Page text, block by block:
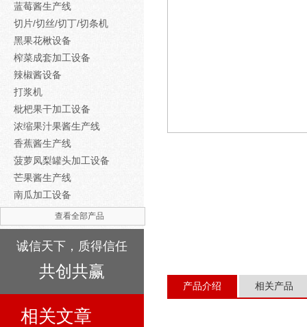
蓝莓酱生产线
切片/切丝/切丁/切条机
黑果花楸设备
榨菜成套加工设备
辣椒酱设备
打浆机
枇杷果干加工设备
浓缩果汁果酱生产线
香蕉酱生产线
菠萝凤梨罐头加工设备
芒果酱生产线
南瓜加工设备
查看全部产品
诚信天下，质得信任
共创共赢
相关文章
产品介绍 相关产品